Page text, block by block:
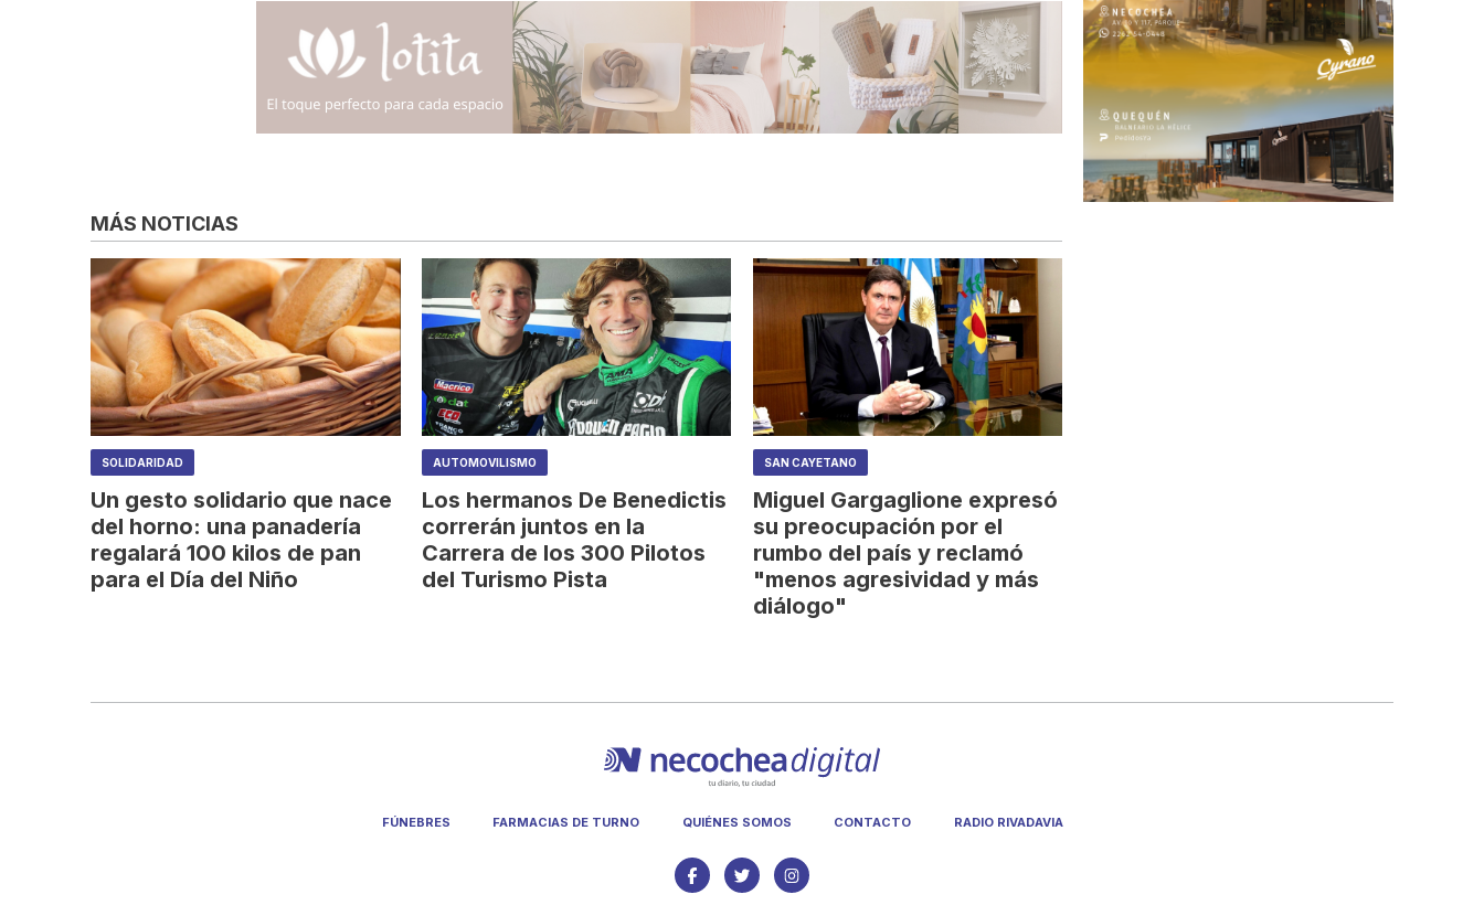
MÁS NOTICIAS
SOLIDARIDAD
Un gesto solidario que nace
del horno: una panadería
regalará 100 kilos de pan
para el Día del Niño
AUTOMOVILISMO
Los hermanos De Benedictis
correrán juntos en la
Carrera de los 300 Pilotos
del Turismo Pista
SAN CAYETANO
Miguel Gargaglione expresó
su preocupación por el
rumbo del país y reclamó
"menos agresividad y más
diálogo"
FÚNEBRES FARMACIAS DE TURNO QUIÉNES SOMOS CONTACTO RADIO RIVADAVIA